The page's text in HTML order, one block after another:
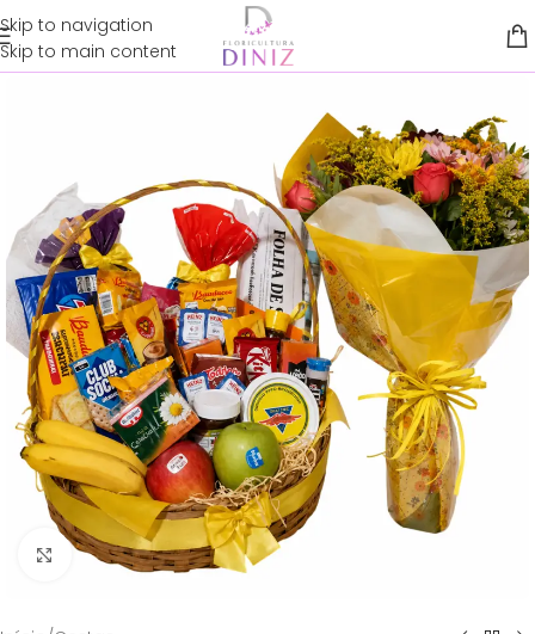
Skip to navigation
Skip to main content
Click to enlarge